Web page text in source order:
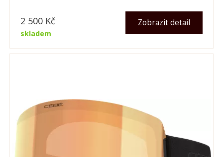
skladem
Zobrazit detail
2 500 Kč